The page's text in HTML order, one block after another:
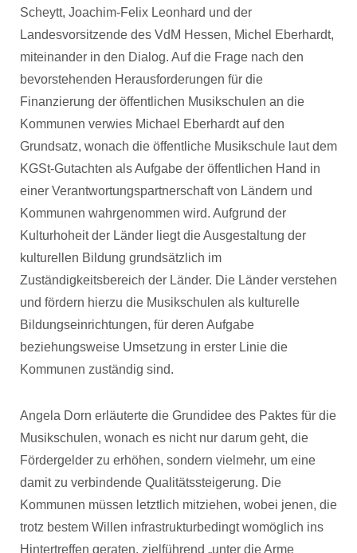
Scheytt, Joachim-Felix Leonhard und der
Landesvorsitzende des VdM Hessen, Michel Eberhardt,
miteinander in den Dialog. Auf die Frage nach den
bevorstehenden Herausforderungen für die
Finanzierung der öffentlichen Musikschulen an die
Kommunen verwies Michael Eberhardt auf den
Grundsatz, wonach die öffentliche Musikschule laut dem
KGSt-Gutachten als Aufgabe der öffentlichen Hand in
einer Verantwortungspartnerschaft von Ländern und
Kommunen wahrgenommen wird. Aufgrund der
Kulturhoheit der Länder liegt die Ausgestaltung der
kulturellen Bildung grundsätzlich im
Zuständigkeitsbereich der Länder. Die Länder verstehen
und fördern hierzu die Musikschulen als kulturelle
Bildungseinrichtungen, für deren Aufgabe
beziehungsweise Umsetzung in erster Linie die
Kommunen zuständig sind.
Angela Dorn erläuterte die Grundidee des Paktes für die
Musikschulen, wonach es nicht nur darum geht, die
Fördergelder zu erhöhen, sondern vielmehr, um eine
damit zu verbindende Qualitätssteigerung. Die
Kommunen müssen letztlich mitziehen, wobei jenen, die
trotz bestem Willen infrastrukturbedingt womöglich ins
Hintertreffen geraten, zielführend „unter die Arme